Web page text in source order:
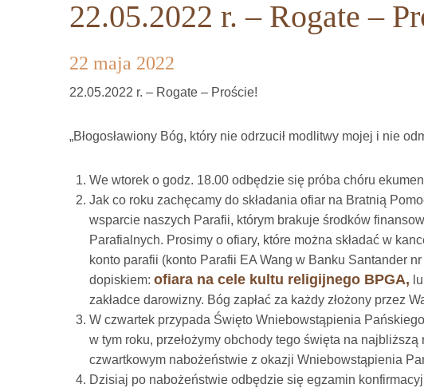
22.05.2022 r. – Rogate –
22 maja 2022
22.05.2022 r. – Rogate – Proście!
„Błogosławiony Bóg, który nie odrzucił modlitwy mojej i nie
We wtorek o godz. 18.00 odbędzie się próba chóru
Jak co roku zachęcamy do składania ofiar na Bratnią
wsparcie naszych Parafii, którym brakuje środków
Parafialnych. Prosimy o ofiary, które można składać w
konto parafii (konto Parafii EA Wang w Banku Santander nr
dopiskiem: ofiara na cele kultu religijnego BPGA,
zakładce darowizny. Bóg zapłać za każdy złożony przez
W czwartek przypada Święto Wniebowstąpienia
w tym roku, przełożymy obchody tego święta na
czwartkowym nabożeństwie z okazji Wniebowstąpienia
Dzisiaj po nabożeństwie odbędzie się egzamin